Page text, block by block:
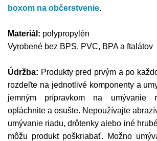
boxom na občerstvenie.
Materiál: polypropylén
Vyrobené bez BPS, PVC, BPA a ftalátov
Údržba: Produkty pred prvým a po
rozdeľte na jednotlivé komponenty a
jemným prípravkom na umývanie
opláchnite a osušte. Nepoužívajte
umývanie riadu, drôtenky alebo iné
môžu produkt poškriabať. Možno